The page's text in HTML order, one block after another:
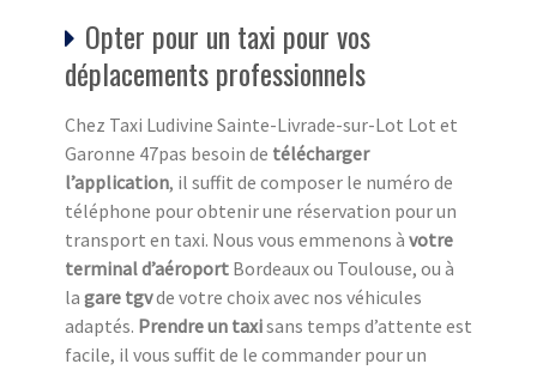
Opter pour un taxi pour vos
déplacements professionnels
Chez Taxi Ludivine Sainte-Livrade-sur-Lot Lot et
Garonne 47pas besoin de télécharger
l’application, il suffit de composer le numéro de
téléphone pour obtenir une réservation pour un
transport en taxi. Nous vous emmenons à votre
terminal d’aéroport Bordeaux ou Toulouse, ou à
la gare tgvde votre choix avec nos véhicules
adaptés. Prendre un taxisans temps d’attente est
facile, il vous suffit de le commander pour un